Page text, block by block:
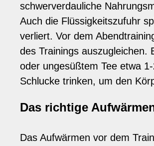
schwerverdauliche
Auch die Flüssigkeitszufuhr
verliert. Vor dem
des Trainings auszugleichen.
oder ungesüßtem Tee etwa
Schlucke trinken, um den
Das richtige
Das Aufwärmen vor dem